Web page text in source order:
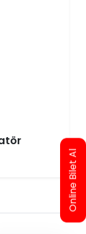
Online Bilet Al